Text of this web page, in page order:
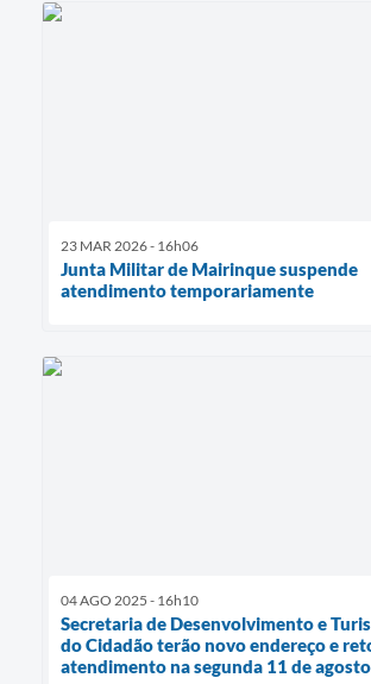
23 MAR 2026 - 16h06
Junta Militar de Mairinque suspende
atendimento temporariamente
04 AGO 2025 - 16h10
Secretaria de Desenvolvimento e
do Cidadão terão novo endereço e
atendimento na segunda 11 de agosto